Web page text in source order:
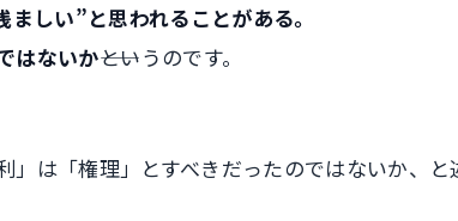
しい”と思われることがある。
はないか――というのです。
は「権理」とすべきだったのではないか、と